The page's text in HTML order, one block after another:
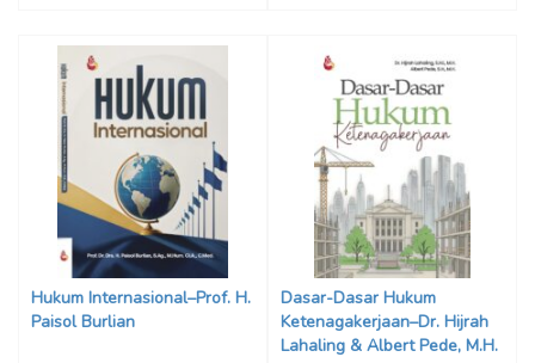
Hukum Internasional–Prof. H.
Paisol Burlian
Dasar-Dasar Hukum
Ketenagakerjaan–Dr. Hijrah
Lahaling & Albert Pede, M.H.